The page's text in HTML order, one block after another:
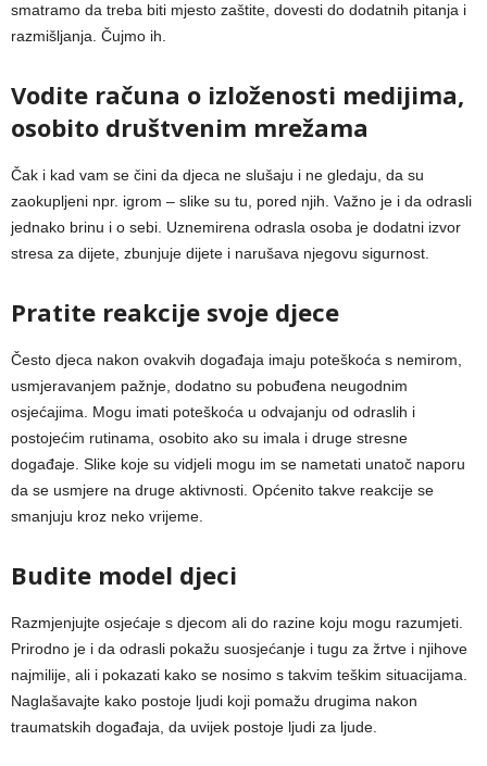
smatramo da treba biti mjesto zaštite, dovesti do dodatnih pitanja i
razmišljanja. Čujmo ih.
Vodite računa o izloženosti medijima,
osobito društvenim mrežama
Čak i kad vam se čini da djeca ne slušaju i ne gledaju, da su
zaokupljeni npr. igrom – slike su tu, pored njih. Važno je i da odrasli
jednako brinu i o sebi. Uznemirena odrasla osoba je dodatni izvor
stresa za dijete, zbunjuje dijete i narušava njegovu sigurnost.
Pratite reakcije svoje djece
Često djeca nakon ovakvih događaja imaju poteškoća s nemirom,
usmjeravanjem pažnje, dodatno su pobuđena neugodnim
osjećajima. Mogu imati poteškoća u odvajanju od odraslih i
postojećim rutinama, osobito ako su imala i druge stresne
događaje. Slike koje su vidjeli mogu im se nametati unatoč naporu
da se usmjere na druge aktivnosti. Općenito takve reakcije se
smanjuju kroz neko vrijeme.
Budite model djeci
Razmjenjujte osjećaje s djecom ali do razine koju mogu razumjeti.
Prirodno je i da odrasli pokažu suosjećanje i tugu za žrtve i njihove
najmilije, ali i pokazati kako se nosimo s takvim teškim situacijama.
Naglašavajte kako postoje ljudi koji pomažu drugima nakon
traumatskih događaja, da uvijek postoje ljudi za ljude.